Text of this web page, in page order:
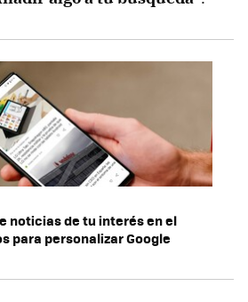
noticias de tu interés en el
para personalizar Google